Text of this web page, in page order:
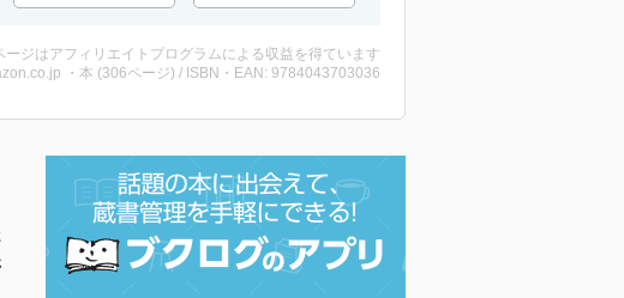
ージはアフィリエイトプログラムによる収益を得ています
・本 (306ページ) / ISBN・EAN: 9784043703036